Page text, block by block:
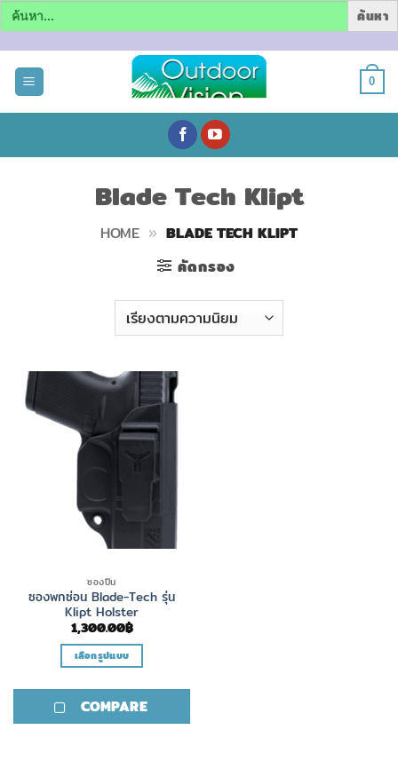
Search
for:
0
Blade Tech Klipt
HOME » BLADE TECH KLIPT
คัดกรอง
ซองปืน
ซองพกซ่อน Blade-Tech รุ่น
Klipt Holster
1,300.00฿
เลือกรูปแบบ
product
has
COMPARE